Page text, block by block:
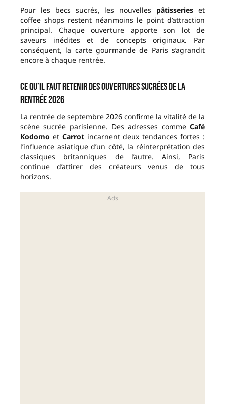
Pour les becs sucrés, les nouvelles pâtisseries et
coffee shops restent néanmoins le point d’attraction
principal. Chaque ouverture apporte son lot de
saveurs inédites et de concepts originaux. Par
conséquent, la carte gourmande de Paris s’agrandit
encore à chaque rentrée.
Ce qu’il faut retenir des ouvertures sucrées de la
rentrée 2026
La rentrée de septembre 2026 confirme la vitalité de la
scène sucrée parisienne. Des adresses comme Café
Kodomo et Carrotincarnent deux tendances fortes :
l’influence asiatique d’un côté, la réinterprétation des
classiques britanniques de l’autre. Ainsi, Paris
continue d’attirer des créateurs venus de tous
horizons.